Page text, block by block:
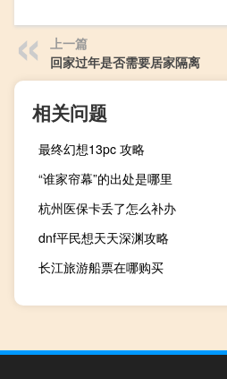
上一篇
回家过年是否需要居家隔离
相关问题
最终幻想13pc 攻略
“谁家帘幕”的出处是哪里
杭州医保卡丢了怎么补办
dnf平民想天天深渊攻略
长江旅游船票在哪购买